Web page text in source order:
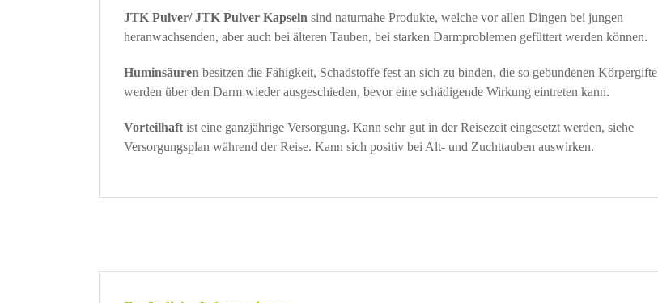
JTK Pulver/ JTK Pulver Kapseln sind naturnahe Produkte, welche vor allen Dingen bei jungen
heranwachsenden, aber auch bei älteren Tauben, bei starken Darmproblemen gefüttert werden können.
Huminsäuren besitzen die Fähigkeit, Schadstoffe fest an sich zu binden, die so gebundenen Körpergifte
werden über den Darm wieder ausgeschieden, bevor eine schädigende Wirkung eintreten kann.
Vorteilhaft ist eine ganzjährige Versorgung. Kann sehr gut in der Reisezeit eingesetzt werden, siehe
Versorgungsplan während der Reise. Kann sich positiv bei Alt- und Zuchttauben auswirken.